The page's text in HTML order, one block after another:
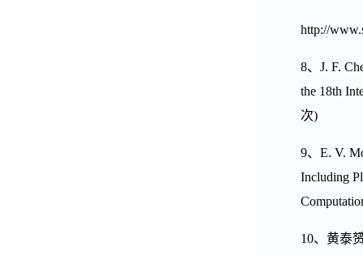
http://
8、 J. F.
the 18th
次)
9、 E. V.
Including
10、黄泰